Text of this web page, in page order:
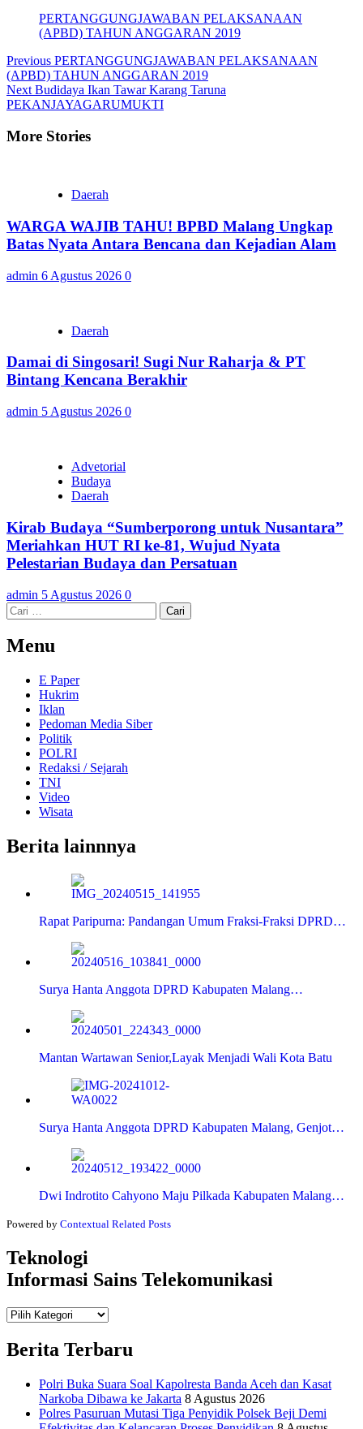
PERTANGGUNGJAWABAN PELAKSANAAN
(APBD) TAHUN ANGGARAN 2019
Continue
Reading
Previous PERTANGGUNGJAWABAN PELAKSANAAN
(APBD) TAHUN ANGGARAN 2019
Next Budidaya Ikan Tawar Karang Taruna
PEKANJAYAGARUMUKTI
More Stories
Daerah
WARGA WAJIB TAHU! BPBD Malang Ungkap
Batas Nyata Antara Bencana dan Kejadian Alam
admin 6 Agustus 2026 0
Daerah
Damai di Singosari! Sugi Nur Raharja & PT
Bintang Kencana Berakhir
admin 5 Agustus 2026 0
Advetorial
Budaya
Daerah
Kirab Budaya “Sumberporong untuk Nusantara”
Meriahkan HUT RI ke-81, Wujud Nyata
Pelestarian Budaya dan Persatuan
admin 5 Agustus 2026 0
Cari
untuk:
Menu
E Paper
Hukrim
Iklan
Pedoman Media Siber
Politik
POLRI
Redaksi / Sejarah
TNI
Video
Wisata
Berita lainnnya
Rapat Paripurna: Pandangan Umum Fraksi-Fraksi DPRD…
Surya Hanta Anggota DPRD Kabupaten Malang…
Mantan Wartawan Senior,Layak Menjadi Wali Kota Batu
Surya Hanta Anggota DPRD Kabupaten Malang, Genjot…
Dwi Indrotito Cahyono Maju Pilkada Kabupaten Malang…
Powered by Contextual Related Posts
Teknologi
Informasi Sains Telekomunikasi
Teknologi
Berita Terbaru
Polri Buka Suara Soal Kapolresta Banda Aceh dan Kasat
Narkoba Dibawa ke Jakarta 8 Agustus 2026
Polres Pasuruan Mutasi Tiga Penyidik Polsek Beji Demi